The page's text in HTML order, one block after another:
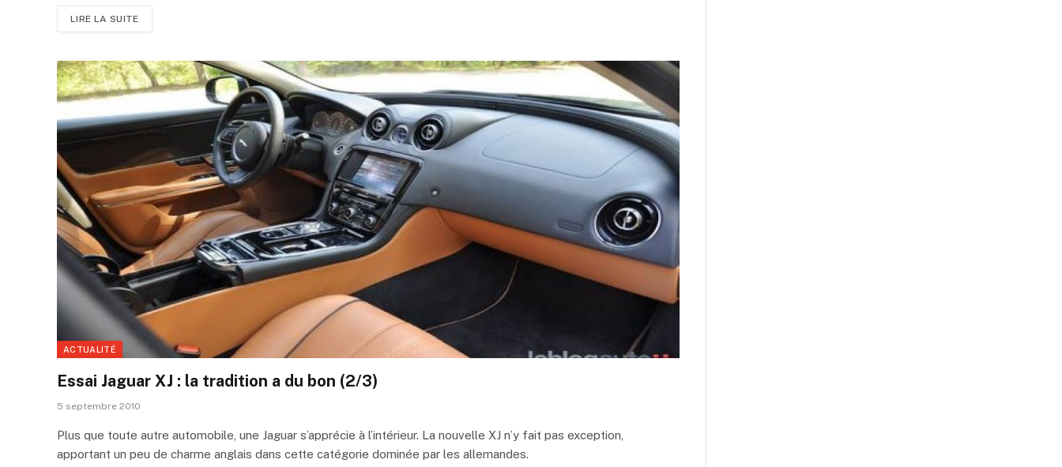
LIRE LA SUITE
ACTUALITÉ
Essai Jaguar XJ : la tradition a du bon (2/3)
5 septembre 2010
Plus que toute autre automobile, une Jaguar s’apprécie à l’intérieur. La nouvelle XJ n’y fait pas exception,
apportant un peu de charme anglais dans cette catégorie dominée par les allemandes.